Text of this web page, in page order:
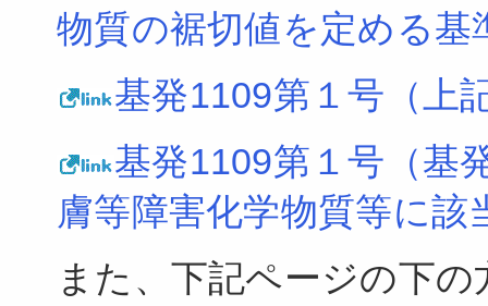
物質の裾切値を定める基
基発1109第１号（上
基発1109第１号（
膚等障害化学物質等に
また、下記ページの下